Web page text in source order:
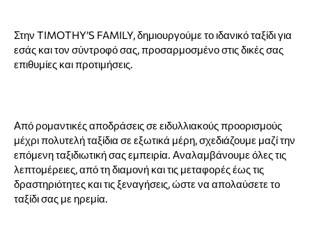
Στην TIMOTHY’S FAMILY, δημιουργούμε το ιδανικό ταξίδι για
εσάς και τον σύντροφό σας, προσαρμοσμένο στις δικές σας
επιθυμίες και προτιμήσεις.
Από ρομαντικές αποδράσεις σε ειδυλλιακούς προορισμούς
μέχρι πολυτελή ταξίδια σε εξωτικά μέρη, σχεδιάζουμε μαζί την
επόμενη ταξιδιωτική σας εμπειρία. Αναλαμβάνουμε όλες τις
λεπτομέρειες, από τη διαμονή και τις μεταφορές έως τις
δραστηριότητες και τις ξεναγήσεις, ώστε να απολαύσετε το
ταξίδι σας με ηρεμία.